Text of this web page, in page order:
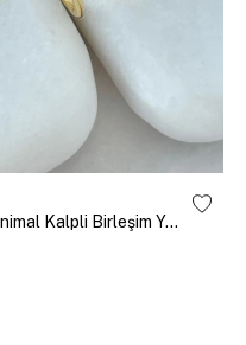
Altın Kaplama Minimal Kalpli Birleşim Yüzük Gold